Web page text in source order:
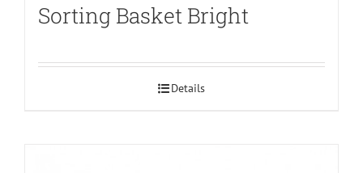
Sorting Basket Bright
Details